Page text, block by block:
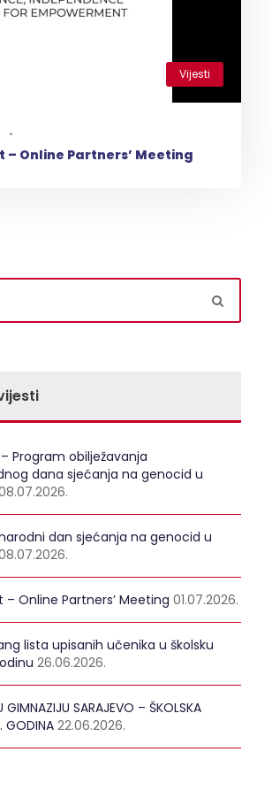
Vijesti
•
– Online Partners’ Meeting
– Program obilježavanja
dana sjećanja na genocid u
dan sjećanja na genocid u
– Online Partners’ Meeting 01.07.2026.
lista upisanih učenika u školsku
26.06.2026.
GIMNAZIJU SARAJEVO – ŠKOLSKA
22.06.2026.